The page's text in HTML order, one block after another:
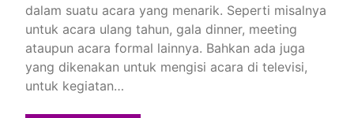
dalam suatu acara yang menarik. Seperti misalnya
untuk acara ulang tahun, gala dinner, meeting
ataupun acara formal lainnya. Bahkan ada juga
yang dikenakan untuk mengisi acara di televisi,
untuk kegiatan…